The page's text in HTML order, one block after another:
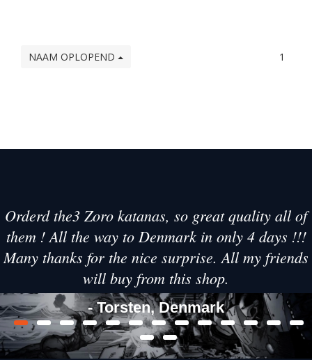
NAAM OPLOPEND 1
Orderd the3 Zoro katanas, so great quality all of
them ! All the way to Denmark in only 4 days !!!
Many thanks for the nice surprise. All my friends
will buy from this shop.
- Torsten, Denmark